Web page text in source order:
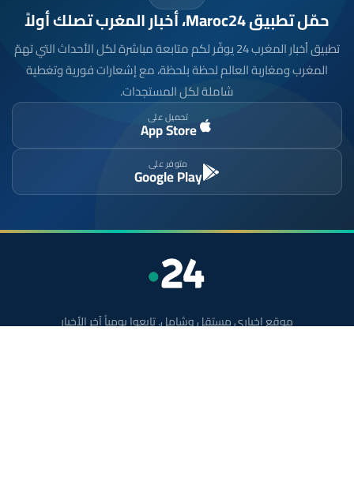
حمّل تطبيق Maroc24، أخبار المغرب تصلك أولاً
تطبيق أخبار المغرب 24 يوفّر لكم متابعة مباشرة لكل الأحداث التي تهمّ
المغرب ومغاربة العالم لحظة بلحظة، مع إشعارات فورية وتغطية
شاملة لكل المستجدات.
تحميل على
App Store
متوفر على
Google Play
موقع إخباري مستقل وشامل. تابعوا يومياً آخر الأخبار